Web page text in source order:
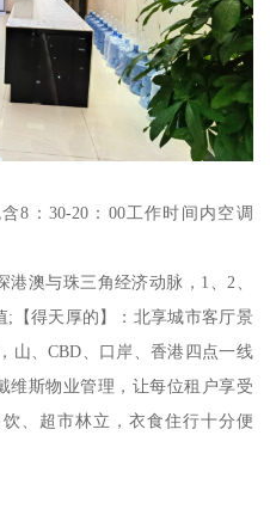
8：30-20：00工作时间内空调
港澳与珠三角经济动脉，1、2、
;【得天厚的】：北享城市客厅景
山、CBD、口岸、香港四点一线
维斯物业管理，让每位租户享受
、超市林立，衣食住行十分便